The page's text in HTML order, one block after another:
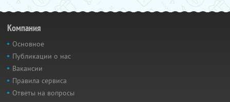
Компания
Основное
Публикации о нас
Вакансии
Правила сервиса
Ответы на вопросы